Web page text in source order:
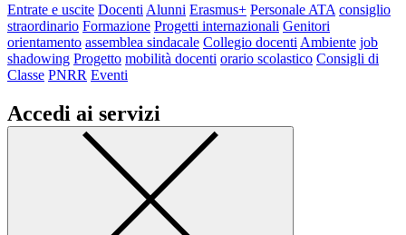
Entrate e uscite Docenti Alunni Erasmus+ Personale ATA consiglio
straordinario Formazione Progetti internazionali Genitori
orientamento assemblea sindacale Collegio docenti Ambiente job
shadowing Progetto mobilità docenti orario scolastico Consigli di
Classe PNRR Eventi
Accedi ai servizi